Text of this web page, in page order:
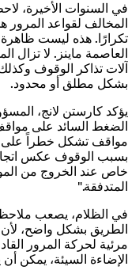
في السنوات الأخيرة،
المخالف لقواعد
تكرارًا. هذه ليست
العاصمة ماينز. لا تزال
آلات تذاكر الوقوف
بشكل مطلق أو محدود.
يؤكد كارستن لانج،
الضغط السائد على
مواقف تشكل خطراً على
بسبب الوقوف عكس
خاص عند الخروج من
المتدفقة."
في الظلام، يصعب
الطريق بشكل واضح، لأن
مرئية لحركة المرور
الإضاءة السيئة، يمكن